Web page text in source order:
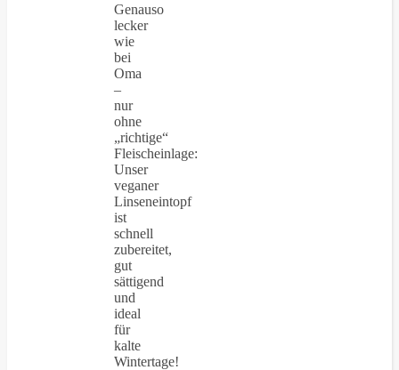
Genauso
lecker
wie
bei
Oma
–
nur
ohne
„richtige“
Fleischeinlage:
Unser
veganer
Linseneintopf
ist
schnell
zubereitet,
gut
sättigend
und
ideal
für
kalte
Wintertage!